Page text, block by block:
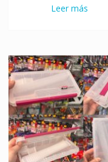
Leer más